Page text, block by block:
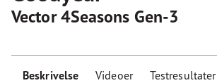
Vector 4Seasons Gen-3
Beskrivelse Videoer Testresultater